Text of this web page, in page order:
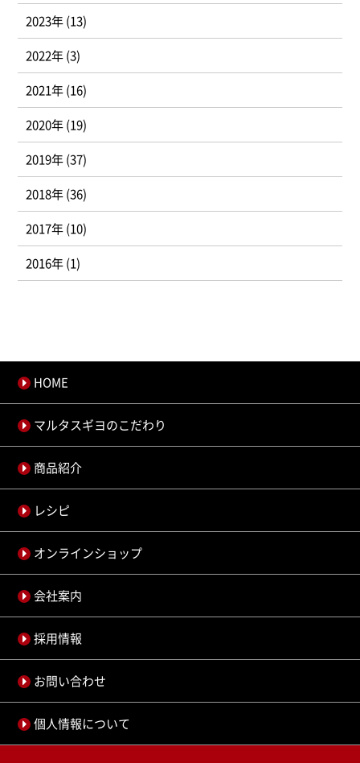
2023年 (13)
2022年 (3)
2021年 (16)
2020年 (19)
2019年 (37)
2018年 (36)
2017年 (10)
2016年 (1)
HOME
マルタスギヨのこだわり
商品紹介
レシピ
オンラインショップ
会社案内
採用情報
お問い合わせ
個人情報について